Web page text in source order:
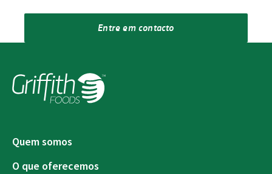
Entre em contacto
Quem somos
O que oferecemos